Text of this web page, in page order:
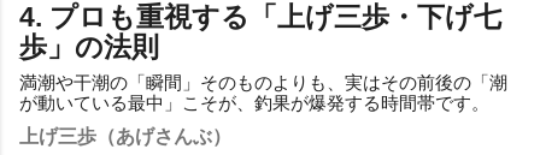
4. プロも重視する「上げ三歩・下げ七
歩」の法則
満潮や干潮の「瞬間」そのものよりも、実はその前後の「潮
が動いている最中」こそが、釣果が爆発する時間帯です。
上げ三歩（あげさんぶ）